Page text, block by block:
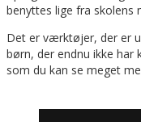
benyttes lige fra skolens
Det er værktøjer, der er
børn, der endnu ikke
som du kan se meget